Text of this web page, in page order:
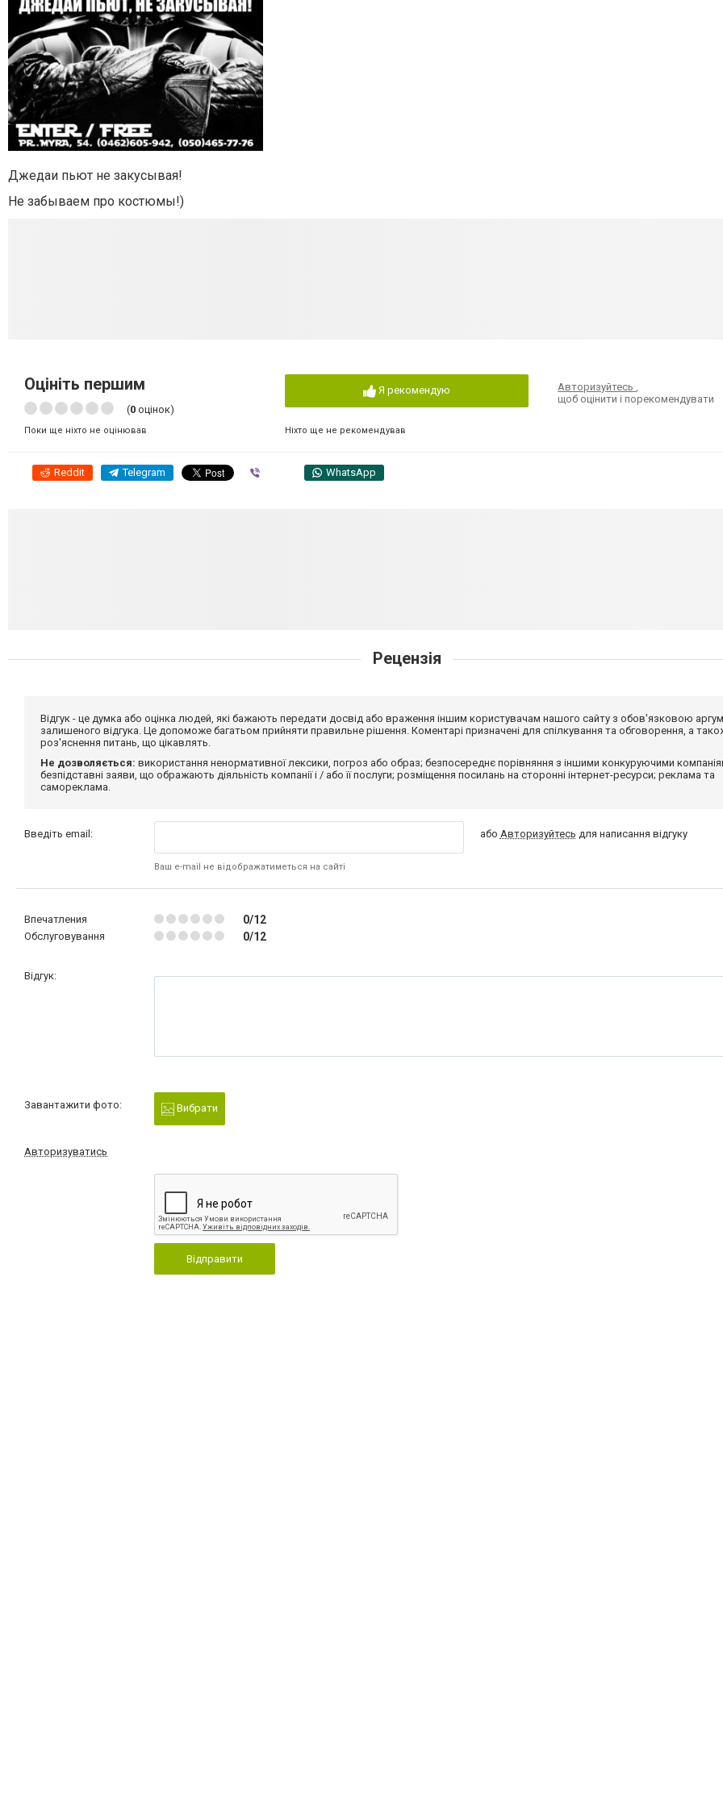
Джедаи пьют не закусывая!
Не забываем про костюмы!)
Оцініть першим
(0 оцінок)
Поки ще ніхто не оцінював
Я рекомендую
Ніхто ще не рекомендував
Авторизуйтесь,
щоб оцінити і порекомендувати
Reddit Telegram WhatsApp
Рецензія
Відгук - це думка або оцінка людей, які бажають передати досвід або враження іншим користувачам нашого сайту з обов'язковою
залишеного відгука. Це допоможе багатьом прийняти правильне рішення. Коментарі призначені для спілкування та обговорення, а
роз'яснення питань, що цікавлять.
Не дозволяється: використання ненормативної лексики, погроз або образ; безпосереднє порівняння з іншими конкуруючими
безпідставні заяви, що ображають діяльність компанії і / або її послуги; розміщення посилань на сторонні інтернет-ресурси; реклама та
самореклама.
Введіть email:
Ваш e-mail не відображатиметься на сайті
або Авторизуйтесь для написання відгуку
Впечатления 0/12
Обслуговування 0/12
Відгук:
Завантажити фото: Вибрати
Авторизуватись
Відправити